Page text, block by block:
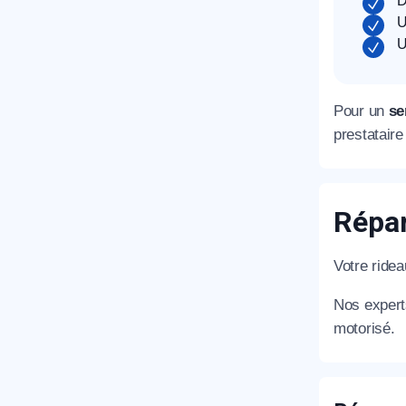
Pour un
Votre
Nos
motorisé.